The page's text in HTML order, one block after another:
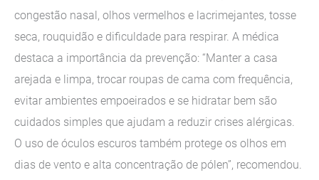
congestão nasal, olhos vermelhos e lacrimejantes, tosse
seca, rouquidão e dificuldade para respirar. A médica
destaca a importância da prevenção: “Manter a casa
arejada e limpa, trocar roupas de cama com frequência,
evitar ambientes empoeirados e se hidratar bem são
cuidados simples que ajudam a reduzir crises alérgicas.
O uso de óculos escuros também protege os olhos em
dias de vento e alta concentração de pólen”, recomendou.